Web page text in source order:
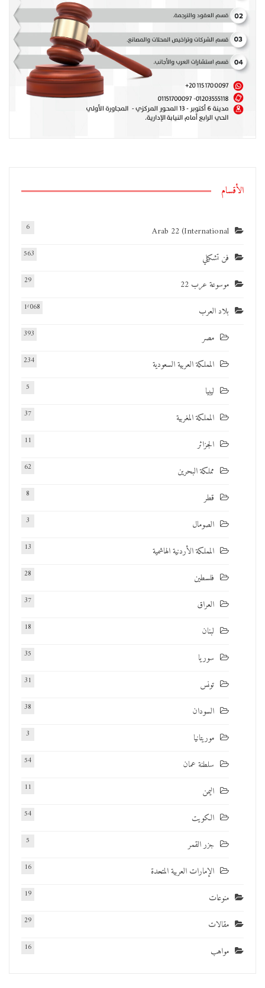
الأقسام
Arab 22 (International
6
فن تشكيلي 563
موسوعة عرب 22 29
بلاد العرب 1٬068
مصر 393
المملكة العربية السعودية 234
ليبيا 5
المملكة المغربية 37
الجزائر 11
مملكة البحرين 62
قطر 8
الصومال 3
المملكة الأردنية الهاشمية 13
فلسطين 28
العراق 37
لبنان 18
سوريا 35
تونس 31
السودان 38
موريتانيا 3
سلطنة عمان 54
اليمن 11
الكويت 54
جزر القمر 5
الإمارات العربية المتحدة 16
منوعات 19
مقالات 29
مواهب 16